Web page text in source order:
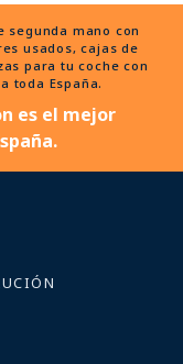
usados, cajas de
para tu coche con
toda España.
es el mejor